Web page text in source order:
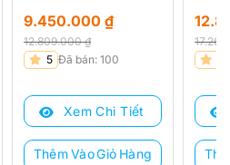
12.809.000₫
Giá
là:
12.809.000 ₫.
9.450.000₫
Giá
tại
9.450.000 ₫.
5 Đã bán: 100
Xem Chi Tiết
Thêm Vào Giỏ Hàng
Giá
là:
Giá
tại